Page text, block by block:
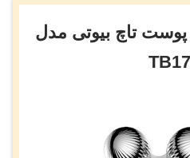
تاچ بیوتی مدل